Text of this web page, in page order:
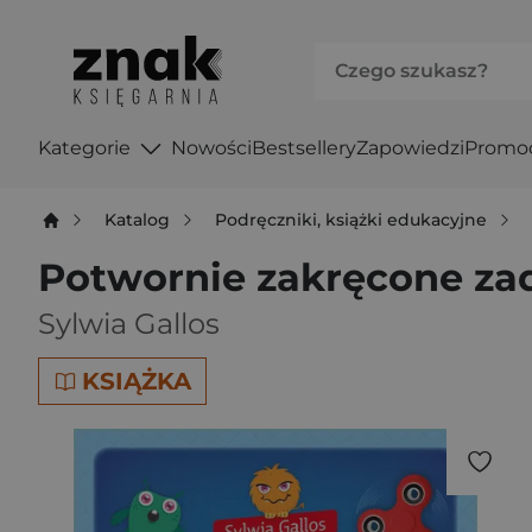
Kategorie NowościBestselleryZapowiedzi
Katalog Podręczniki, książki edukacyjne
Potwornie zakręcone
Sylwia Gallos
KSIĄŻKA